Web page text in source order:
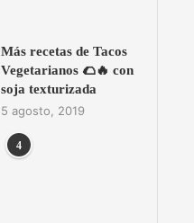
Más recetas de Tacos
Vegetarianos 🌮🔥 con
soja texturizada
5 agosto, 2019
4